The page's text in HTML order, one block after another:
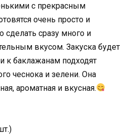
с прекрасным
очень просто и
сделать сразу много и
вкусом. Закуска будет
к баклажанам подходят
чеснока и зелени. Она
ароматная и вкусная.